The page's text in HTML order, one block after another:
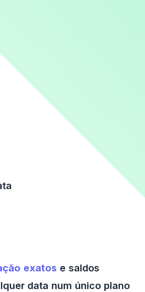
Calculator
exatos e saldos
data num único plano